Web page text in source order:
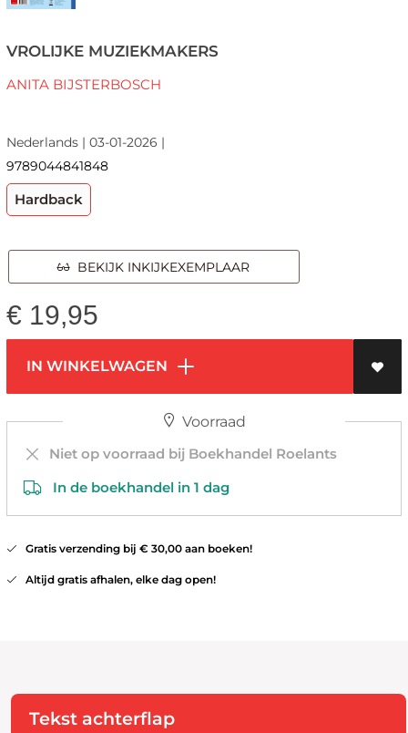
VROLIJKE MUZIEKMAKERS
ANITA BIJSTERBOSCH
Nederlands | 03-01-2026 |
9789044841848
Hardback
BEKIJK INKIJKEXEMPLAAR
€ 19,95
IN WINKELWAGEN
Voorraad
Niet op voorraad bij Boekhandel Roelants
In de boekhandel in 1 dag
Gratis verzending bij € 30,00 aan boeken!
Altijd gratis afhalen, elke dag open!
Tekst achterflap